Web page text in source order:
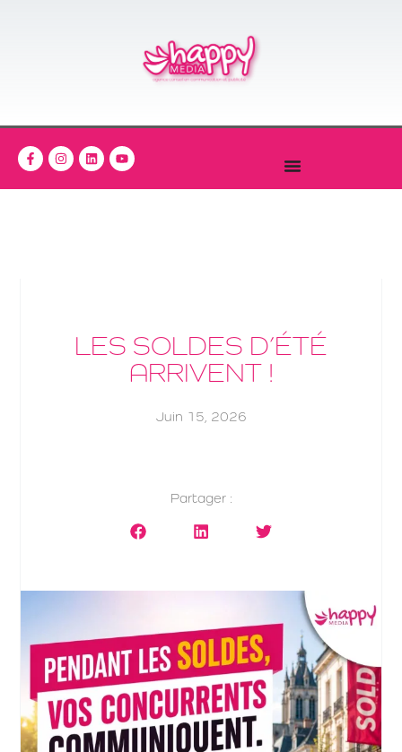
LES SOLDES D’ÉTÉ
ARRIVENT !
Juin 15, 2026
Partager :